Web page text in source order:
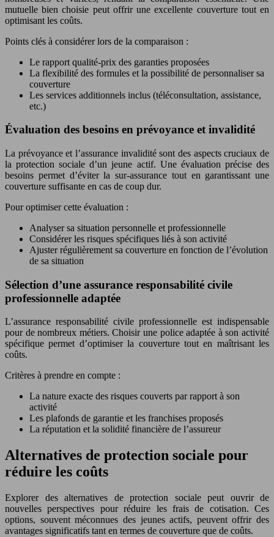
mutuelle bien choisie peut offrir une excellente couverture tout en
optimisant les coûts.
Points clés à considérer lors de la comparaison :
Le rapport qualité-prix des garanties proposées
La flexibilité des formules et la possibilité de personnaliser sa
couverture
Les services additionnels inclus (téléconsultation, assistance,
etc.)
Évaluation des besoins en prévoyance et invalidité
La prévoyance et l’assurance invalidité sont des aspects cruciaux de
la protection sociale d’un jeune actif. Une évaluation précise des
besoins permet d’éviter la sur-assurance tout en garantissant une
couverture suffisante en cas de coup dur.
Pour optimiser cette évaluation :
Analyser sa situation personnelle et professionnelle
Considérer les risques spécifiques liés à son activité
Ajuster régulièrement sa couverture en fonction de l’évolution
de sa situation
Sélection d’une assurance responsabilité civile
professionnelle adaptée
L’assurance responsabilité civile professionnelle est indispensable
pour de nombreux métiers. Choisir une police adaptée à son activité
spécifique permet d’optimiser la couverture tout en maîtrisant les
coûts.
Critères à prendre en compte :
La nature exacte des risques couverts par rapport à son
activité
Les plafonds de garantie et les franchises proposés
La réputation et la solidité financière de l’assureur
Alternatives de protection sociale pour
réduire les coûts
Explorer des alternatives de protection sociale peut ouvrir de
nouvelles perspectives pour réduire les frais de cotisation. Ces
options, souvent méconnues des jeunes actifs, peuvent offrir des
avantages significatifs tant en termes de couverture que de coûts.